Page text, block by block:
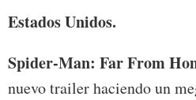
Estados Unidos.
Spider-Man: Far From
nuevo trailer haciendo un